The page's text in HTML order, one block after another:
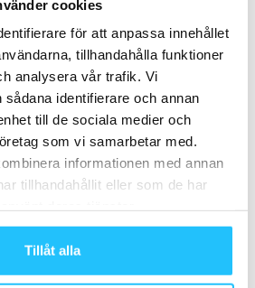
cookies
för att anpassa innehållet
tillhandahålla funktioner
analysera vår trafik. Vi
identifierare och annan
till de sociala medier och
som vi samarbetar med.
informationen med annan
tillhandahållit eller som de har
Tillåt alla
Mer av samma författare
Katarina Andersson om
Sweden, FaR och GLP-1 –
som formar gym-
(del 2/2)
Andersson fortsätter två år
ordförande för Active Sweden